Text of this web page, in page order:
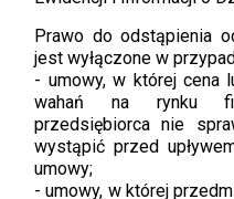
Prawo do odstąpienia
jest wyłączone w
- umowy, w której cena
wahań na rynku
przedsiębiorca nie
wystąpić przed
umowy;
- umowy, w której